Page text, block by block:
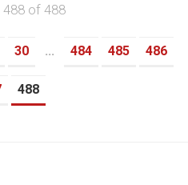
488 of 488
30 ... 484 485 486
488